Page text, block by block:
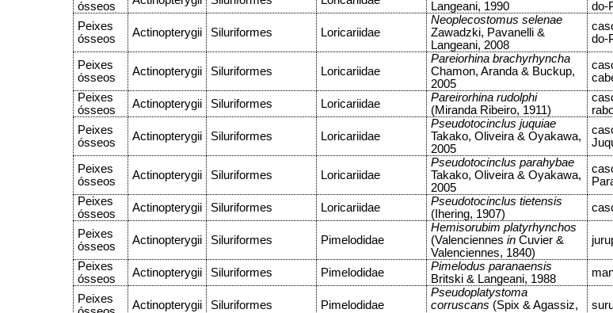
ósseos
Langeani, 1990
do-
Peixes
ósseos
Actinopterygii Siluriformes Loricariidae
Neoplecostomus selenae
Zawadzki, Pavanelli &
Langeani, 2008
do-
Peixes
ósseos
Actinopterygii Siluriformes Loricariidae
Pareiorhina brachyrhyncha
Chamon, Aranda & Buckup,
2005
Peixes
ósseos
Actinopterygii Siluriformes Loricariidae
Pareirorhina rudolphi
(Miranda Ribeiro, 1911)
Peixes
ósseos
Actinopterygii Siluriformes Loricariidae
Pseudotocinclus juquiae
Takako, Oliveira & Oyakawa,
2005
Peixes
ósseos
Actinopterygii Siluriformes Loricariidae
Pseudotocinclus parahybae
Takako, Oliveira & Oyakawa,
2005
Peixes
ósseos
Actinopterygii Siluriformes Loricariidae
Pseudotocinclus tietensis
(Ihering, 1907)
Peixes
ósseos
Actinopterygii Siluriformes Pimelodidae
Hemisorubim platyrhynchos
(Valenciennes inCuvier &
Valenciennes, 1840)
Peixes
ósseos
Actinopterygii Siluriformes Pimelodidae
Pimelodus paranaensis
Britski & Langeani, 1988
Peixes
Actinopterygii Siluriformes Pimelodidae
Pseudoplatystoma
corruscans (Spix & Agassiz,